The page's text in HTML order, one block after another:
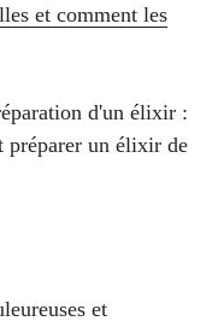
et comment les
d'un élixir :
préparer un élixir de
et